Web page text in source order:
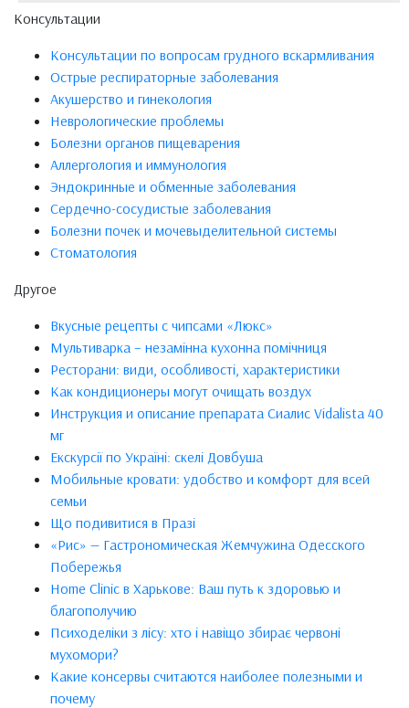
Консультации
Консультации по вопросам грудного вскармливания
Острые респираторные заболевания
Акушерство и гинекология
Неврологические проблемы
Болезни органов пищеварения
Аллергология и иммунология
Эндокринные и обменные заболевания
Сердечно-сосудистые заболевания
Болезни почек и мочевыделительной системы
Стоматология
Другое
Вкусные рецепты с чипсами «Люкс»
Мультиварка – незамінна кухонна помічниця
Ресторани: види, особливості, характеристики
Как кондиционеры могут очищать воздух
Инструкция и описание препарата Сиалис Vidalista 40
мг
Екскурсії по Україні: скелі Довбуша
Мобильные кровати: удобство и комфорт для всей
семьи
Що подивитися в Празі
«Рис» — Гастрономическая Жемчужина Одесского
Побережья
Home Clinic в Харькове: Ваш путь к здоровью и
благополучию
Психоделіки з лісу: хто і навіщо збирає червоні
мухомори?
Какие консервы считаются наиболее полезными и
почему